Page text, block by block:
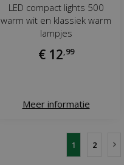
LED compact lights 500
warm wit en klassiek warm
lampjes
€ 12 99
Meer informatie
1 2